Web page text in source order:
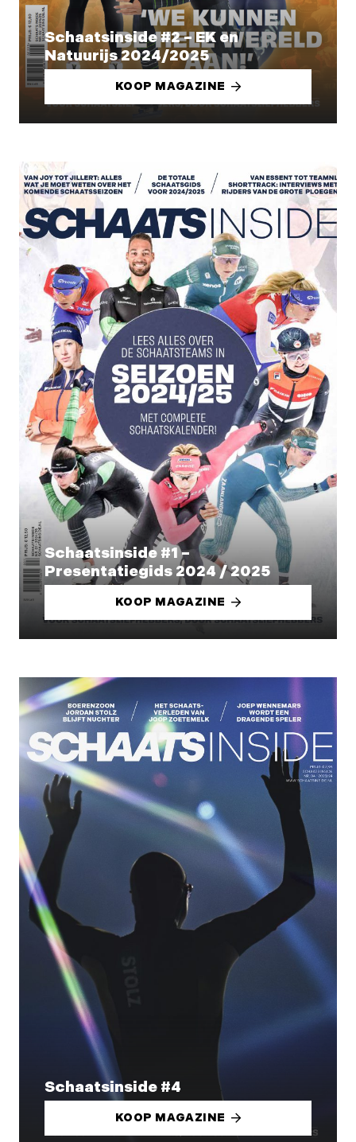
Schaatsinside #2 – EK en
Natuurijs 2024/2025
KOOP MAGAZINE
Schaatsinside #1 –
Presentatiegids 2024 / 2025
KOOP MAGAZINE
Schaatsinside #4
KOOP MAGAZINE